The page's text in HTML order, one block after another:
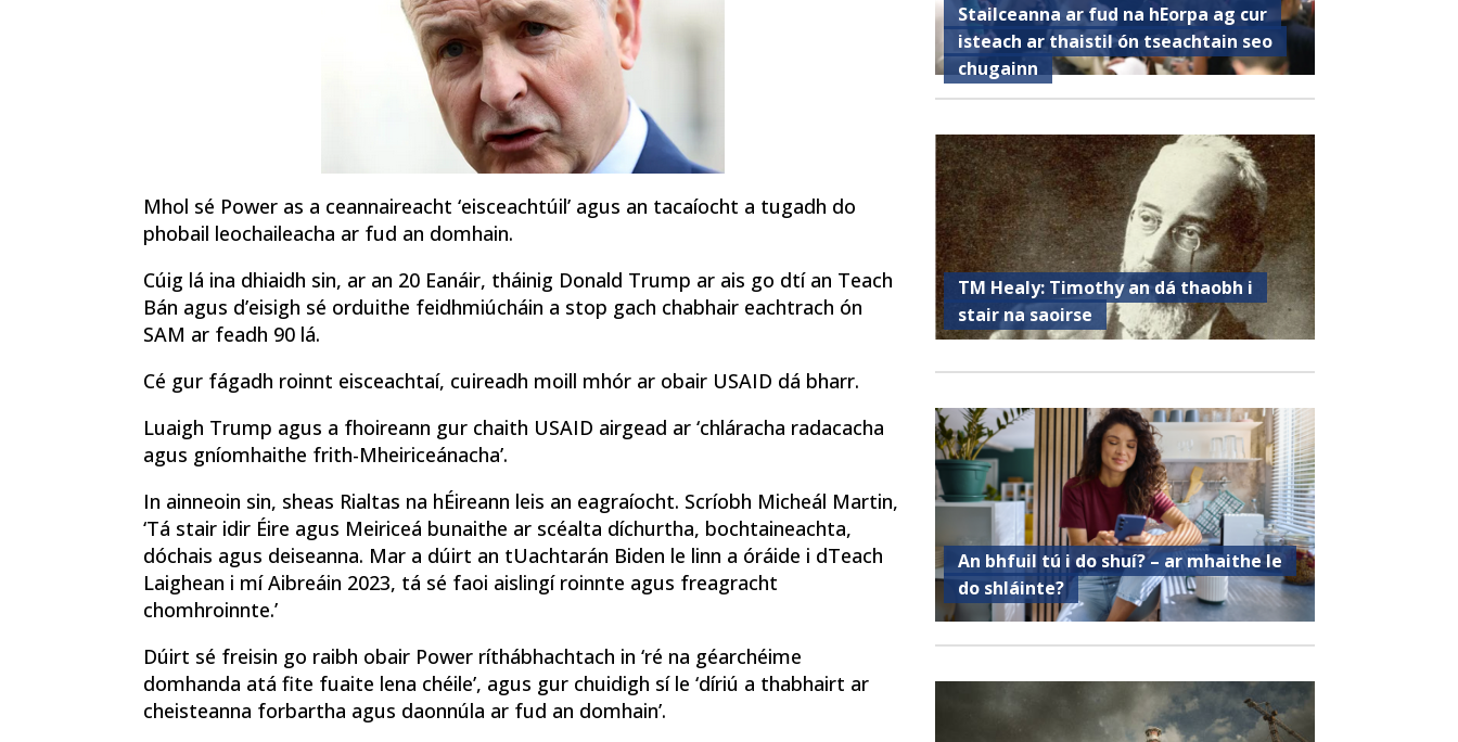
Mhol sé Power as a ceannaireacht ‘eisceachtúil’ agus an tacaíocht a tugadh do
phobail leochaileacha ar fud an domhain.
Cúig lá ina dhiaidh sin, ar an 20 Eanáir, tháinig Donald Trump ar ais go dtí an Teach
Bán agus d’eisigh sé orduithe feidhmiúcháin a stop gach chabhair eachtrach ón
SAM ar feadh 90 lá.
Cé gur fágadh roinnt eisceachtaí, cuireadh moill mhór ar obair USAID dá bharr.
Luaigh Trump agus a fhoireann gur chaith USAID airgead ar ‘chláracha radacacha
agus gníomhaithe frith-Mheiriceánacha’.
In ainneoin sin, sheas Rialtas na hÉireann leis an eagraíocht. Scríobh Micheál Martin,
‘Tá stair idir Éire agus Meiriceá bunaithe ar scéalta díchurtha, bochtaineachta,
dóchais agus deiseanna. Mar a dúirt an tUachtarán Biden le linn a óráide i dTeach
Laighean i mí Aibreáin 2023, tá sé faoi aislingí roinnte agus freagracht
chomhroinnte.’
Dúirt sé freisin go raibh obair Power ríthábhachtach in ‘ré na géarchéime
domhanda atá fite fuaite lena chéile’, agus gur chuidigh sí le ‘díriú a thabhairt ar
cheisteanna forbartha agus daonnúla ar fud an domhain’.
Stailceanna ar fud na hEorpa ag cur
isteach ar thaistil ón tseachtain seo
chugainn
TM Healy: Timothy an dá thaobh i
stair na saoirse
An bhfuil tú i do shuí? – ar mhaithe le
do shláinte?